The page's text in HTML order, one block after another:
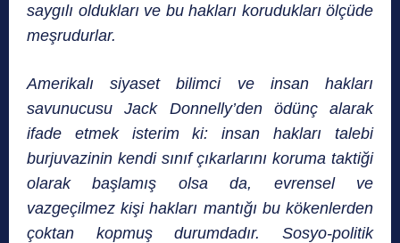
saygılı oldukları ve bu hakları korudukları ölçüde
meşrudurlar.
Amerikalı siyaset bilimci ve insan hakları
savunucusu Jack Donnelly’den ödünç alarak
ifade etmek isterim ki: insan hakları talebi
burjuvazinin kendi sınıf çıkarlarını koruma taktiği
olarak başlamış olsa da, evrensel ve
vazgeçilmez kişi hakları mantığı bu kökenlerden
çoktan kopmuş durumdadır. Sosyo-politik